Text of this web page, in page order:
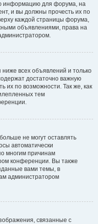
информацию для форума, на
и вы должны прочесть их по
каждой страницы форума,
объявлениями, права на
всех объявлений и только
достаточно важную
их по возможности. Так же, как
тем
не могут оставлять
автоматически
многим причинам
конференции. Вы также
вами темы, в
администратором
связанные с